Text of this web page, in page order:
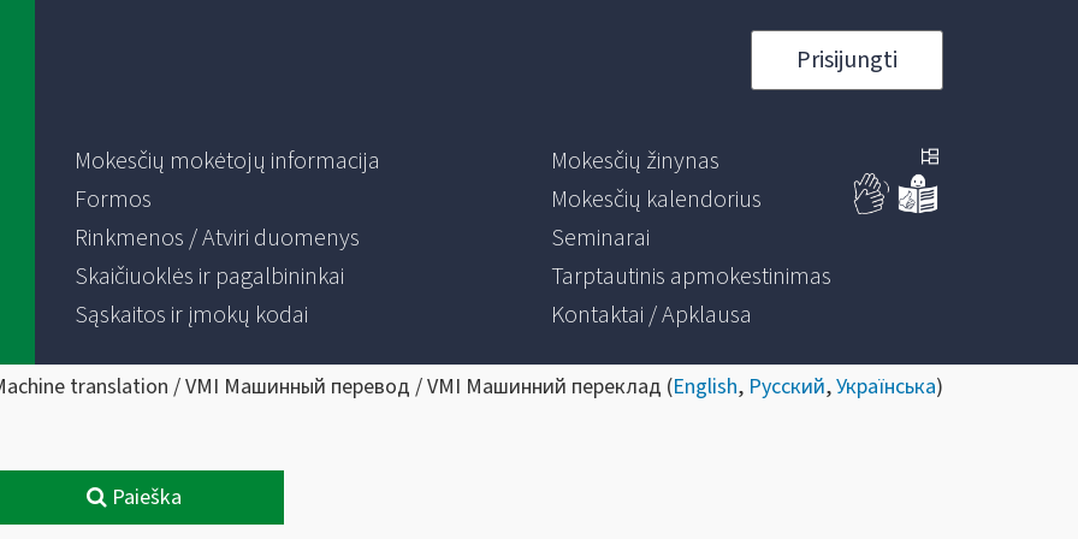
Prisijungti
Mokesčių mokėtojų informacija
Formos
Rinkmenos / Atviri duomenys
Skaičiuoklės ir pagalbininkai
Sąskaitos ir įmokų kodai
Mokesčių žinynas
Mokesčių kalendorius
Seminarai
Tarptautinis apmokestinimas
Kontaktai / Apklausa
translation / VMI Машинный перевод / VMI Машинний переклад (English, Русский,Українська)
Paieška